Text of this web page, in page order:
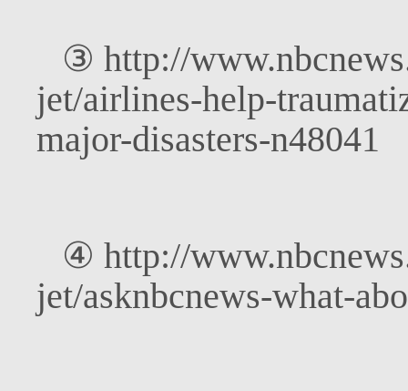
③ http://
jet/airlines-help-
major-disasters-n48041
④ http://
jet/asknbcnews-what-